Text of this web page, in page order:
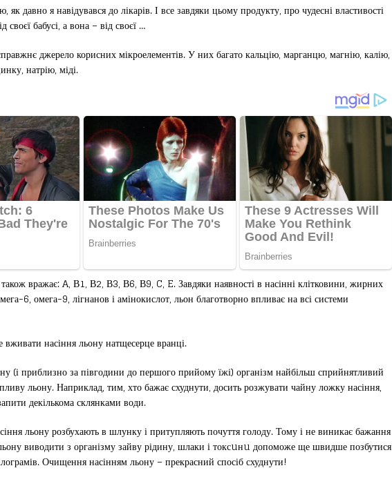
як давно я навідувався до лікарів. І все завдяки цьому продукту, про чудесні властивості
своєї бабусі, а вона – від своєї …
джерело корисних мікроелементів. У них багато кальцію, марганцю, магнію, калію,
натрію, міді.
також вражає: A, В1, В2, В3, В6, В9, C, E. Завдяки наявності в насінні клітковини, жирних
6, омега-9, лігнанов і амінокислот, льон благотворно впливає на всі системи
насіння льону натщесерце вранці.
(і приблизно за півгодини до першого прийому їжі) організм найбільш сприйнятливий
льону. Наприклад, тим, хто бажає схуднути, досить розжувати чайну ложку насіння,
декількома склянками води.
льону розбухають в шлунку і притупляють почуття голоду. Тому і не виникає бажання
виводити з організму зайву рідину, шлаки і токсuнu допоможе ще швидше позбутися
Очищення насінням льону – прекрасний спосіб схуднути!